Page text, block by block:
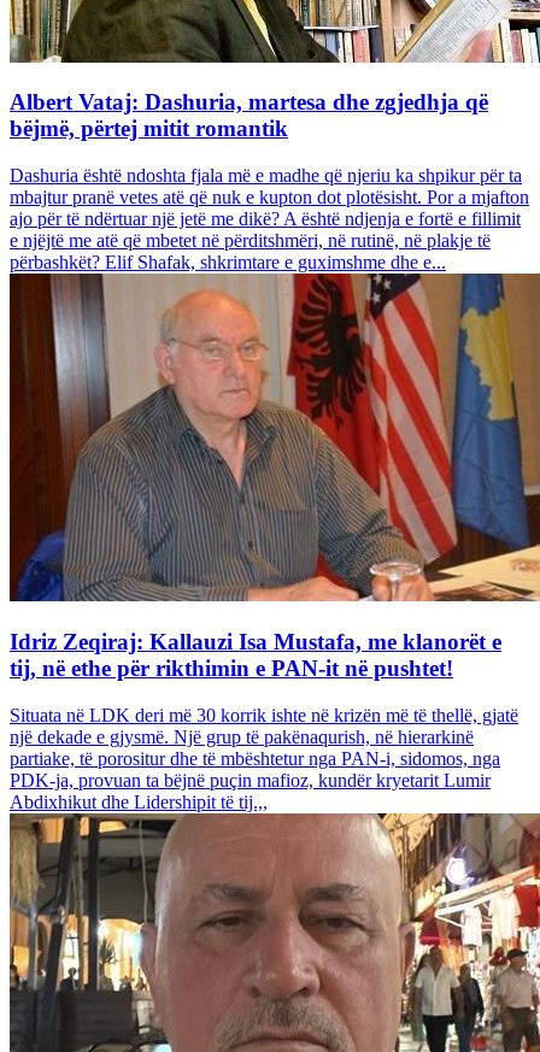
Albert Vataj: Dashuria, martesa dhe zgjedhja që
bëjmë, përtej mitit romantik
Dashuria është ndoshta fjala më e madhe që njeriu ka shpikur për ta
mbajtur pranë vetes atë që nuk e kupton dot plotësisht. Por a mjafton
ajo për të ndërtuar një jetë me dikë? A është ndjenja e fortë e fillimit
e njëjtë me atë që mbetet në përditshmëri, në rutinë, në plakje të
përbashkët? Elif Shafak, shkrimtare e guximshme dhe e...
Idriz Zeqiraj: Kallauzi Isa Mustafa, me klanorët e
tij, në ethe për rikthimin e PAN-it në pushtet!
Situata në LDK deri më 30 korrik ishte në krizën më të thellë, gjatë
një dekade e gjysmë. Një grup të pakënaqurish, në hierarkinë
partiake, të porositur dhe të mbështetur nga PAN-i, sidomos, nga
PDK-ja, provuan ta bëjnë puçin mafioz, kundër kryetarit Lumir
Abdixhikut dhe Lidershipit të tij.,,